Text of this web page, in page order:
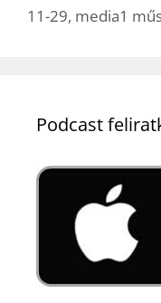
11-29, media1
Podcast